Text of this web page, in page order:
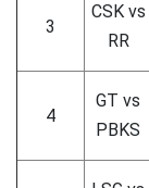
3
CSK vs
RR
4
GT vs
PBKS